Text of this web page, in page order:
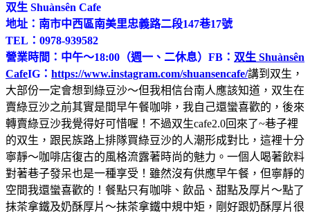
双生 Shuànsên Cafe
地址：南市中西區南美里忠義路二段147巷17號
TEL：0978-939582
營業時間：中午～18:00（週一、二休息） FB： 双生 Shuànsên
CafeIG： https://www.instagram.com/shuansencafe/講到双生，
大部份一定會想到綠豆沙～但我相信台南人應該知道，双生在
賣綠豆沙之前其實是間早午餐咖啡，我自己還蠻喜歡的，後來
轉賣綠豆沙我覺得好可惜喔！不過双生cafe2.0回來了~巷子裡
的双生，跟民族路上排隊買綠豆沙的人潮形成對比，這裡十分
寧靜～咖啡店復古的風格流露著時尚的魅力。一個人喝著飲料
對著巷子發呆也是一種享受！雖然沒有供應早午餐，但寧靜的
空間我還蠻喜歡的！餐點只有咖啡、飲品、甜點及厚片～點了
抹茶拿鐵及奶酥厚片～抹茶拿鐵中規中矩，剛好跟奶酥厚片很